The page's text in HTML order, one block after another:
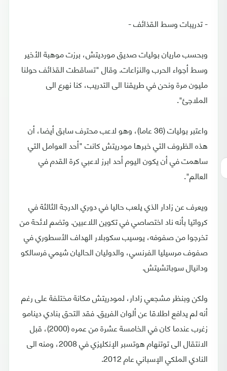
- تدريبات وسط القذائف -
وبحسب ماريان بوليات صديق مورديتش، برزت موهبة الأخير
وسط أجواء الحرب والنزاعات. وقال "تساقطت القذائف حولنا
مليون مرة ونحن في طريقنا الى التدريب، كنا نهرع الى
الملاجئ".
واعتبر بوليات (36 عاما)، وهو لاعب محترف سابق أيضا، أن
هذه الظروف التي خبرها مودريتش كانت "أحد العوامل التي
ساهمت في أن يكون اليوم أحد ابرز لاعبي كرة القدم في
العالم".
ويعرف عن زادار الذي يلعب حاليا في دوري الدرجة الثالثة في
كرواتيا بأنه ناد اختصاصي في تكوين اللاعبين. وتضم لائحة من
تخرجوا من صفوفه، يوسيب سكوبلار الهداف الأسطوري في
صفوف مرسيليا الفرنسي، والدوليان الحاليان شيمي فرسالكو
ودانيال سوباتشيتش.
ولكن وبنظر مشجعي زادار، لمودريتش مكانة مختلفة على رغم
أنه لم يدافع اطلاقا عن ألوان الفريق. فقد التحق بنادي دينامو
زغرب عندما كان في الخامسة عشرة من عمره (2000)، قبل
الانتقال الى توتنهام هوتسبر الإنكليزي في 2008، ومنه الى
النادي الملكي الإسباني عام 2012.